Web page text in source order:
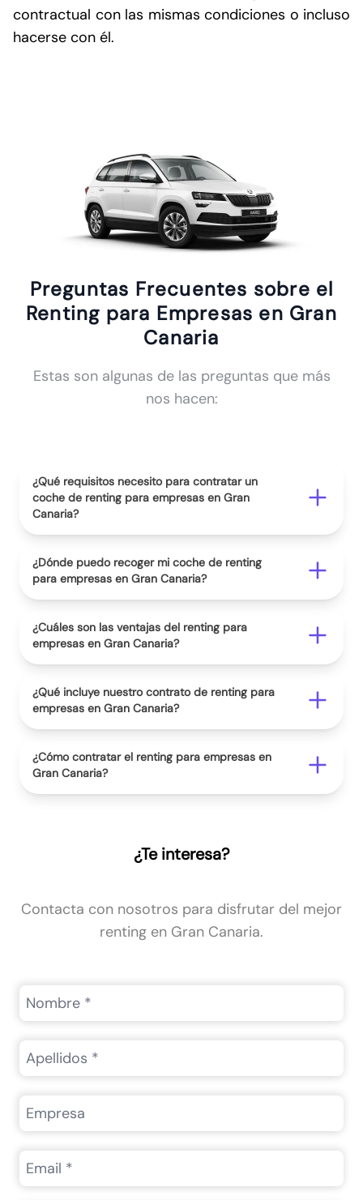
contractual con las mismas condiciones o incluso
hacerse con él.
Preguntas Frecuentes sobre el
Renting para Empresas en Gran
Canaria
Estas son algunas de las preguntas que más
nos hacen:
¿Qué requisitos necesito para contratar un
coche de renting para empresas en Gran
Canaria?
¿Dónde puedo recoger mi coche de renting
para empresas en Gran Canaria?
¿Cuáles son las ventajas del renting para
empresas en Gran Canaria?
¿Qué incluye nuestro contrato de renting para
empresas en Gran Canaria?
¿Cómo contratar el renting para empresas en
Gran Canaria?
¿Te interesa?
Contacta con nosotros para disfrutar del mejor
renting en Gran Canaria.